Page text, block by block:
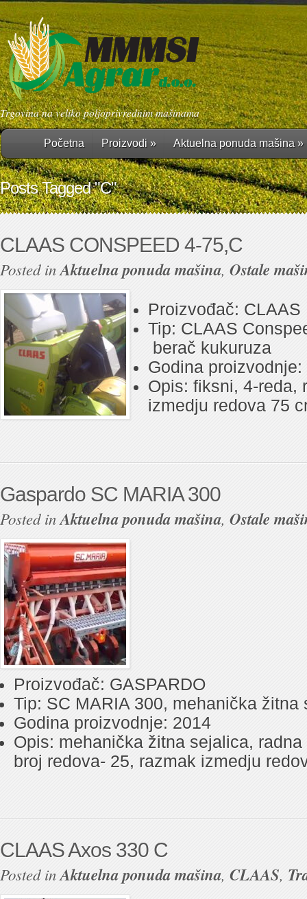
Trgovina na veliko poljoprivrednim mašinama
Početna Proizvodi » Aktuelna ponuda mašina »
Posts Tagged "C"
CLAAS CONSPEED 4-75,C
Posted inAktuelna ponuda mašina, Ostale
Proizvođač: CLAAS
Tip: CLAAS
berač kukuruza
Godina proizvodnje:
Opis: fiksni, 4-reda,
izmedju redova 75
Gaspardo SC MARIA 300
Posted inAktuelna ponuda mašina, Ostale
Proizvođač: GASPARDO
Tip: SC MARIA 300, mehanička žitna
Godina proizvodnje: 2014
Opis: mehanička žitna sejalica,
broj redova- 25, razmak izmedju
CLAAS Axos 330 C
Posted inAktuelna ponuda mašina, CLAAS,